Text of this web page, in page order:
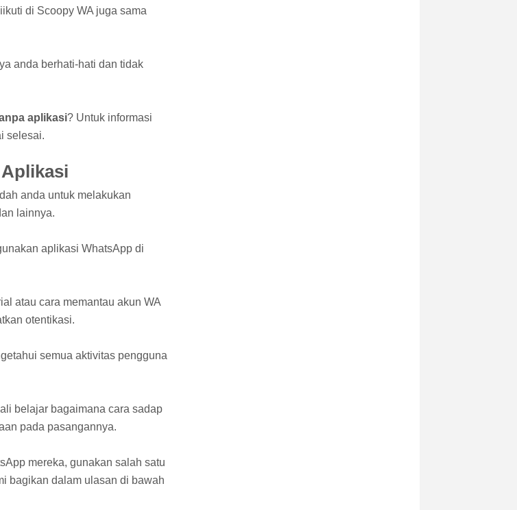
di Scoopy WA juga sama
anda berhati-hati dan tidak
aplikasi? Untuk informasi
selesai.
Aplikasi
anda untuk melakukan
lainnya.
aplikasi WhatsApp di
atau cara memantau akun WA
otentikasi.
semua aktivitas pengguna
belajar bagaimana cara sadap
pada pasangannya.
mereka, gunakan salah satu
bagikan dalam ulasan di bawah